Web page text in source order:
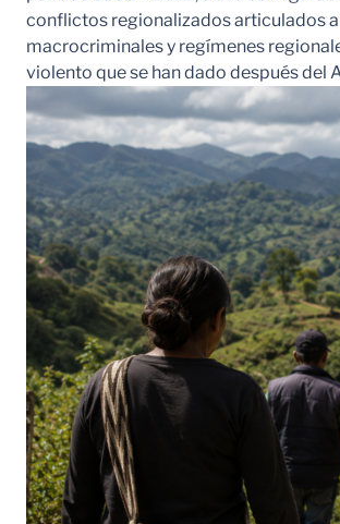
conflictos regionalizados articulados
macrocriminales y regímenes
violento que se han dado después del